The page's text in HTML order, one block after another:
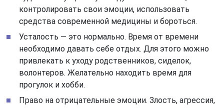
контролировать свои эмоции, использовать
средства современной медицины и бороться.
Усталость — это нормально. Время от времени
необходимо давать себе отдых. Для этого можно
привлекать к уходу родственников, сиделок,
волонтеров. Желательно находить время для
прогулок и хобби.
Право на отрицательные эмоции. Злость, агрессия,